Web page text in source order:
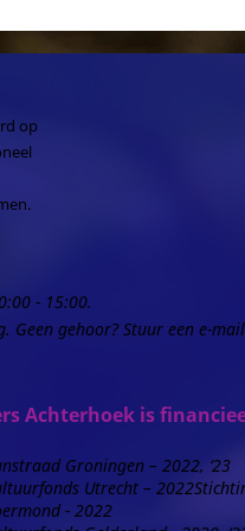
op
- 15:00.
Geen gehoor? Stuur een e-
Achterhoek is
Groningen – 2022, ‘23
Utrecht –
- 2022